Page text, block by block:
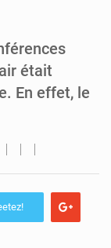
était
En effet, le